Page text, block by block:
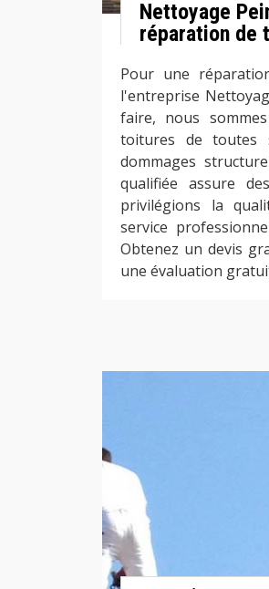
Nettoyage
réparation de
Pour une
l'entreprise
faire, nous
toitures de toutes
dommages
qualifiée assure
privilégions la
service
Obtenez un devis
une évaluation